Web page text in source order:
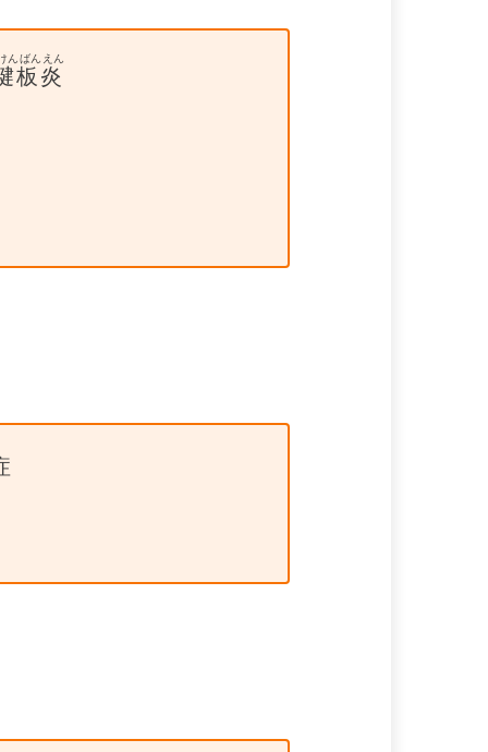
板炎
んばんえん